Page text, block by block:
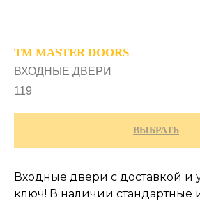
TM MASTER DOORS
ВХОДНЫЕ ДВЕРИ
119
ВЫБРАТЬ
Входные двери с доставкой и
ключ! В наличии стандартные